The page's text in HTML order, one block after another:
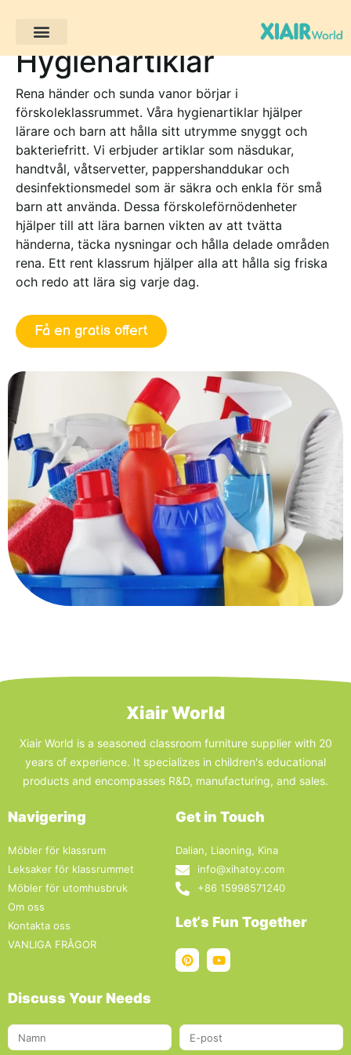
Hygienartiklar
Rena händer och sunda vanor börjar i
förskoleklassrummet. Våra hygienartiklar hjälper
lärare och barn att hålla sitt utrymme snyggt och
bakteriefritt. Vi erbjuder artiklar som näsdukar,
handtvål, våtservetter, pappershanddukar och
desinfektionsmedel som är säkra och enkla för små
barn att använda. Dessa förskoleförnödenheter
hjälper till att lära barnen vikten av att tvätta
händerna, täcka nysningar och hålla delade områden
rena. Ett rent klassrum hjälper alla att hålla sig friska
och redo att lära sig varje dag.
Få en gratis offert
Xiair World
Xiair World is a seasoned classroom furniture supplier with 20
years of experience. It specializes in children's educational
products and encompasses R&D, manufacturing, and sales.
Navigering
Möbler för klassrum
Leksaker för klassrummet
Möbler för utomhusbruk
Om oss
Kontakta oss
VANLIGA FRÅGOR
Get in Touch
Dalian, Liaoning, Kina
info@xihatoy.com
+86 15998571240
Let‘s Fun Together
Discuss Your Needs